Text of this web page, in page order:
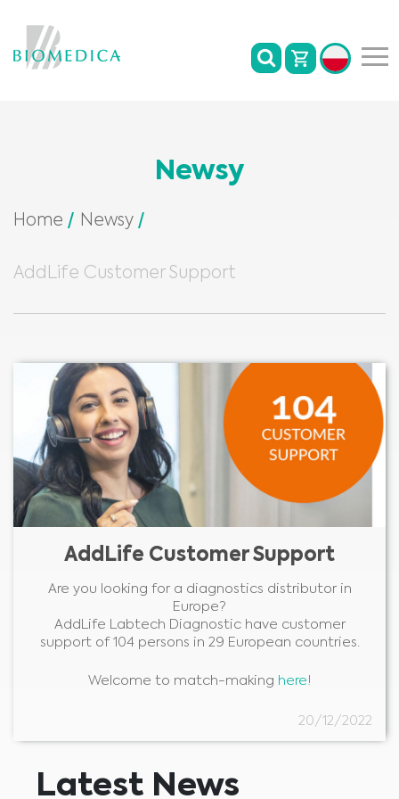
Newsy
Home Newsy
AddLife Customer Support
AddLife Customer Support
Are you looking for a diagnostics distributor in
Europe?
AddLife Labtech Diagnostic have customer
support of 104 persons in 29 European countries.
Welcome to match-making here!
20/12/2022
Latest News